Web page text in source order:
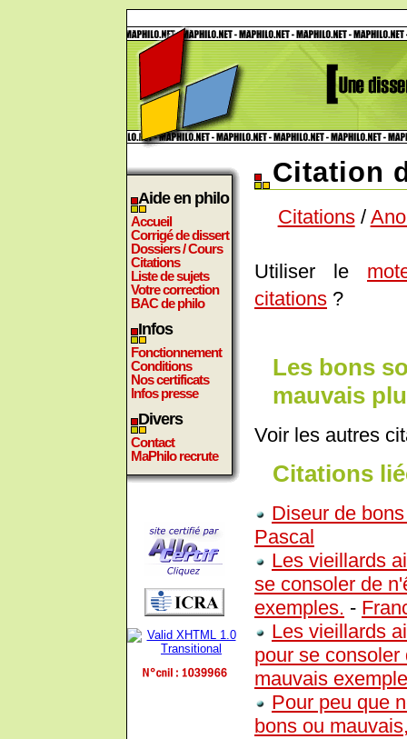
Aide en philo
Accueil
Corrigé de dissert
Dossiers / Cours
Citations
Liste de sujets
Votre correction
BAC de philo
Infos
Fonctionnement
Conditions
Nos certificats
Infos presse
Divers
Contact
MaPhilo recrute
Citation
Citations/
Utiliser le
citations ?
Les bons
mauvais
Voir les autres
Citations
Diseur de
Pascal
Les vieillards
se consoler de
exemples. -
Les vieillards
pour se
mauvais
Pour peu que
bons ou